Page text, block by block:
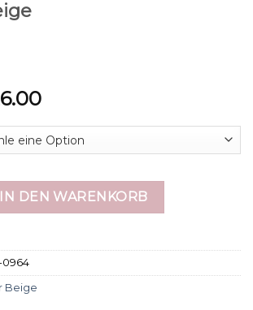
IN DEN WARENKORB
0964
Beige